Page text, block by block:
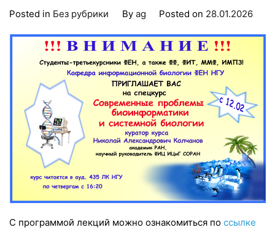
Posted in Без рубрики By ag Posted on 28.01.2026
С программой лекций можно ознакомиться по ссылке